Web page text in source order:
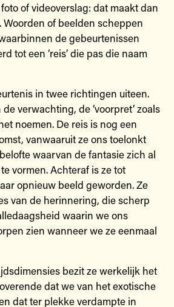
of videoverslag: dat maakt dan
Woorden of beelden scheppen
de gebeurtenissen
tot een ‘reis’ die pas die naam
in twee richtingen uiteen.
verwachting, de ‘voorpret’ zoals
noemen. De reis is nog een
vanwaaruit ze ons toelonkt
waarvan de fantasie zich al
vormen. Achteraf is ze tot
opnieuw beeld geworden. Ze
van de herinnering, die scherp
waarin we ons
zien wanneer we ze eenmaal
bezit ze werkelijk het
dat we van het exotische
dat ter plekke verdampte in